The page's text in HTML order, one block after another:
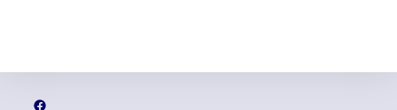
Facebook